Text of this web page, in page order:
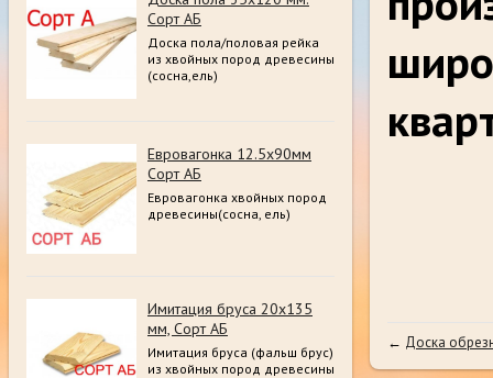
Сорт АБ
Доска пола/половая рейка
из хвойных пород древесины
(сосна,ель)
Евровагонка 12.5х90мм
Сорт АБ
Евровагонка хвойных пород
древесины(сосна, ель)
Имитация бруса 20х135
мм, Сорт АБ
Имитация бруса (фальш брус)
из хвойных пород древесины
← Доска